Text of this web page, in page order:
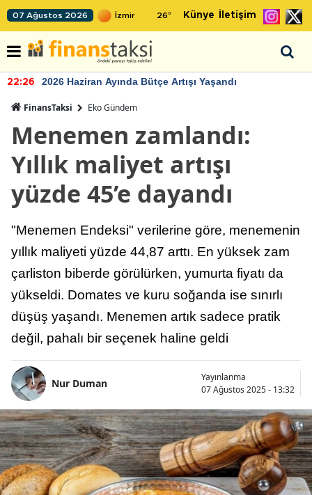
07 Ağustos 2026 26° Künye İletişim
22:26 2026 Haziran Ayında Bütçe Artışı Yaşandı
FinansTaksi Eko Gündem
Menemen zamlandı:
Yıllık maliyet artışı
yüzde 45’e dayandı
"Menemen Endeksi" verilerine göre, menemenin
yıllık maliyeti yüzde 44,87 arttı. En yüksek zam
çarliston biberde görülürken, yumurta fiyatı da
yükseldi. Domates ve kuru soğanda ise sınırlı
düşüş yaşandı. Menemen artık sadece pratik
değil, pahalı bir seçenek haline geldi
Nur Duman
Yayınlanma
07 Ağustos 2025 - 13:32